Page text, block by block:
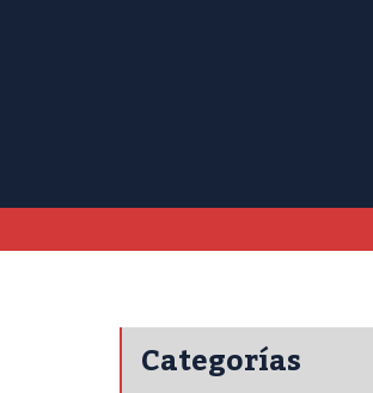
Categorías